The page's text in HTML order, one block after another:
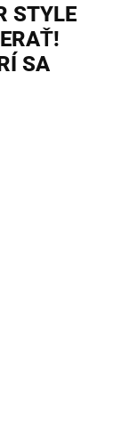
STYLE
SA